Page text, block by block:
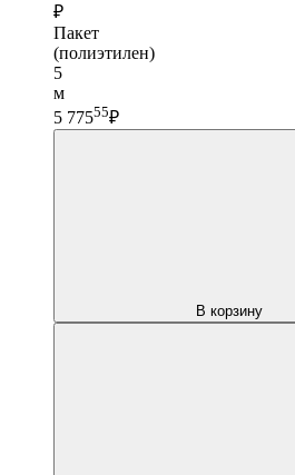
₽
Пакет
(полиэтилен)
5
м
5 77555₽
В корзину